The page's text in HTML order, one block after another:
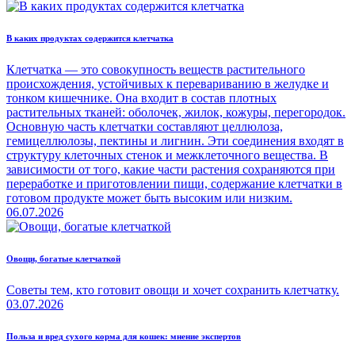
В каких продуктах содержится клетчатка
Клетчатка — это совокупность веществ растительного
происхождения, устойчивых к перевариванию в желудке и
тонком кишечнике. Она входит в состав плотных
растительных тканей: оболочек, жилок, кожуры, перегородок.
Основную часть клетчатки составляют целлюлоза,
гемицеллюлозы, пектины и лигнин. Эти соединения входят в
структуру клеточных стенок и межклеточного вещества. В
зависимости от того, какие части растения сохраняются при
переработке и приготовлении пищи, содержание клетчатки в
готовом продукте может быть высоким или низким.
06.07.2026
Овощи, богатые клетчаткой
Советы тем, кто готовит овощи и хочет сохранить клетчатку.
03.07.2026
Польза и вред сухого корма для кошек: мнение экспертов